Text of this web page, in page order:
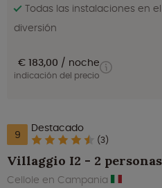
Todas las instalaciones en
diversión
€ 183,00 noche
indicación del precio
9 Destacado
(3)
Villaggio I2 - 2 personas
Cellole en Campania